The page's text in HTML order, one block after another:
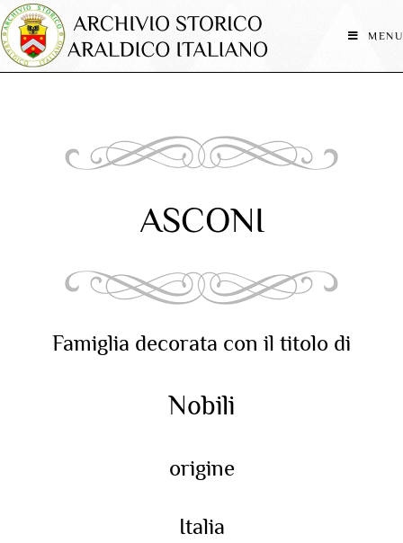
MENU
ASCONI
Famiglia decorata con il titolo di
Nobili
origine
Italia